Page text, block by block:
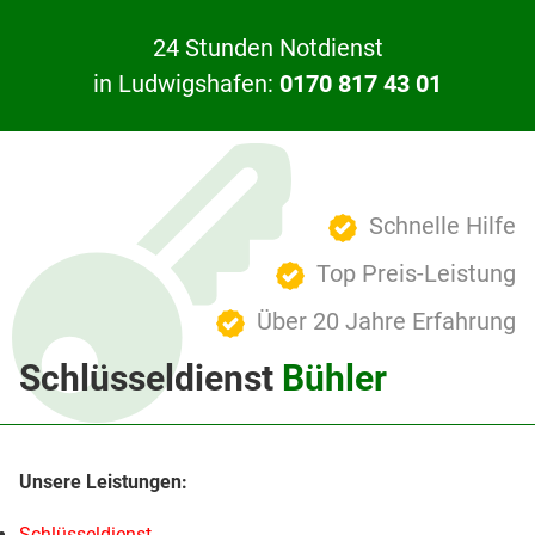
24 Stunden Notdienst
in Ludwigshafen: 0170 817 43 01
Schnelle Hilfe
Top Preis-Leistung
Über 20 Jahre Erfahrung
Schlüsseldienst Bühler